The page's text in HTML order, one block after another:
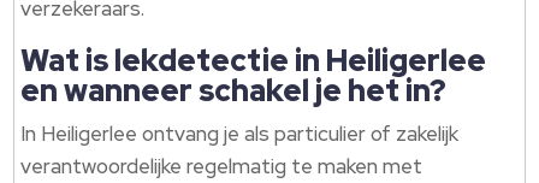
verzekeraars.
Wat is lekdetectie in Heiligerlee
en wanneer schakel je het in?
In Heiligerlee ontvang je als particulier of zakelijk
verantwoordelijke regelmatig te maken met